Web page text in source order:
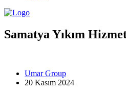
Samatya Yıkım
Umar Group
20 Kasım 2024